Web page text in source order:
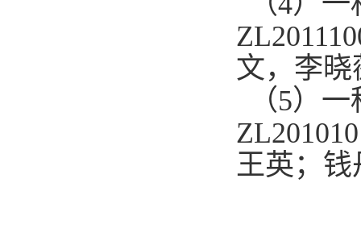
文，李晓
（5）
王英；钱